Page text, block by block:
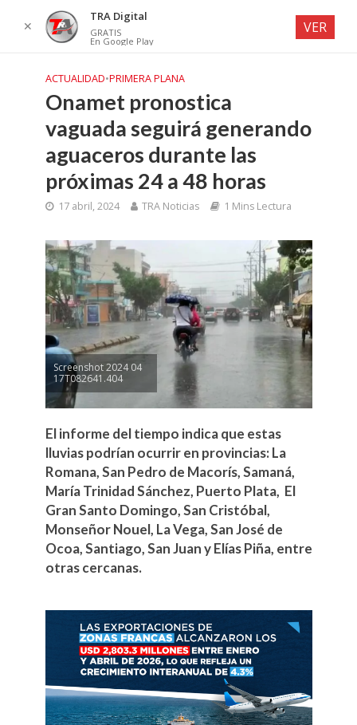
ACTUALIDAD•PRIMERA PLANA
Onamet pronostica
vaguada seguirá generando
aguaceros durante las
próximas 24 a 48 horas
17 abril, 2024 TRA Noticias 1 Mins Lectura
Screenshot 2024 04
17T082641.404
El informe del tiempo indica que estas
lluvias podrían ocurrir en provincias: La
Romana, San Pedro de Macorís, Samaná,
María Trinidad Sánchez, Puerto Plata, El
Gran Santo Domingo, San Cristóbal,
Monseñor Nouel, La Vega, San José de
Ocoa, Santiago, San Juan y Elías Piña, entre
otras cercanas.
✕
TRA Digital
GRATIS
En Google Play
VER